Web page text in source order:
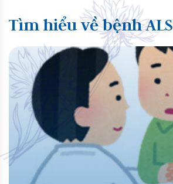
Tìm hiểu về bệnh ALS